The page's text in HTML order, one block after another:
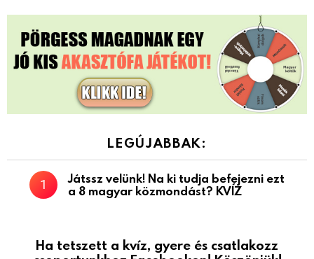
LEGÚJABBAK:
Játssz velünk! Na ki tudja befejezni ezt
a 8 magyar közmondást? KVÍZ
Ha tetszett a kvíz, gyere és csatlakozz